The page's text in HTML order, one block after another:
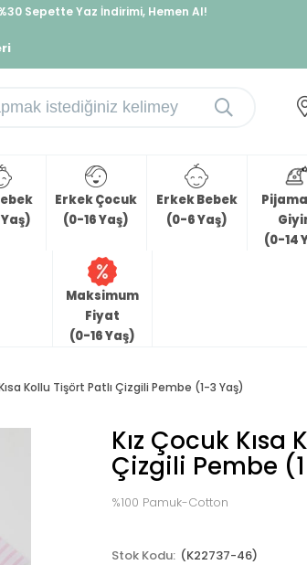
Sepette Yaz İndirimi, Hemen Al!
Erkek Çocuk
(0-16 Yaş)
Erkek Bebek
(0-6 Yaş)
(0-14
Maksimum
Fiyat
(0-16 Yaş)
Kollu Tişört Patlı Çizgili Pembe (1-3 Yaş)
Kız Çocuk Kısa
Çizgili Pembe
%100 Pamuk-Cotton
(K22737-46)